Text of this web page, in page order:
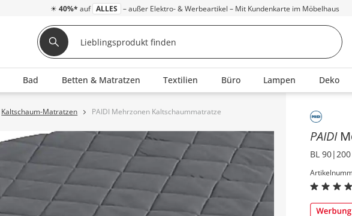
☀ 40%* auf ALLES – außer Elektro- & Werbeartikel – Mit Kundenkarte im Möbelhaus
Bad Betten & Matratzen Textilien Büro Lampen Deko
Kaltschaum-Matratzen PAIDI Mehrzonen Kaltschaummatratze Inhalt der
PAIDI
BL